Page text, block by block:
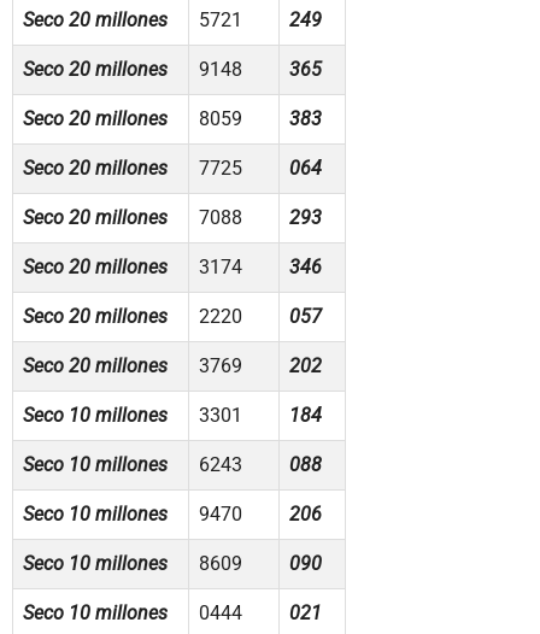
Seco 20 millones 5721 249
Seco 20 millones 9148 365
Seco 20 millones 8059 383
Seco 20 millones 7725 064
Seco 20 millones 7088 293
Seco 20 millones 3174 346
Seco 20 millones 2220 057
Seco 20 millones 3769 202
Seco 10 millones 3301 184
Seco 10 millones 6243 088
Seco 10 millones 9470 206
Seco 10 millones 8609 090
Seco 10 millones 0444 021